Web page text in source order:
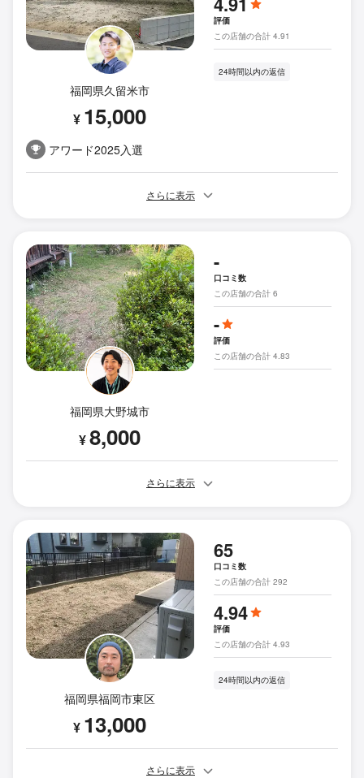
福岡県久留米市
¥ 15,000
アワード2025入選
評価
この店舗の合計 4.91
24時間以内の返信
さらに表示
福岡県大野城市
¥8,000
-
口コミ数
この店舗の合計 6
-
評価
この店舗の合計 4.83
さらに表示
福岡県福岡市東区
¥ 13,000
65
口コミ数
この店舗の合計 292
4.94
評価
この店舗の合計 4.93
24時間以内の返信
さらに表示